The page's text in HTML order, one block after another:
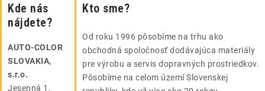
Kde nás
nájdete?
AUTO-COLOR
SLOVAKIA,
s.r.o.
Jesenná 1,
Kto sme?
Od roku 1996 pôsobíme na trhu ako
obchodná spoločnosť dodávajúca materiály
pre výrobu a servis dopravných prostriedkov.
Pôsobíme na celom území Slovenskej